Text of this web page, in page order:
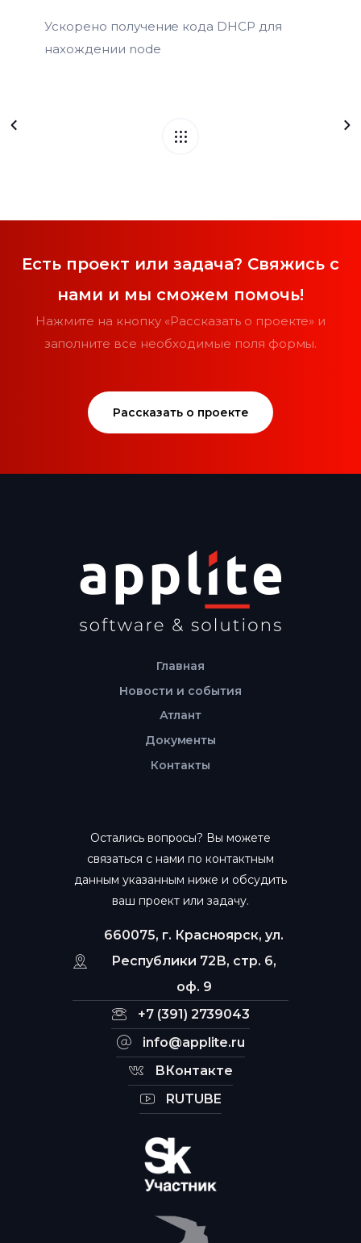
Ускорено получение кода DHCP для
нахождении node
Есть проект или задача? Свяжись с
нами и мы сможем помочь!
Нажмите на кнопку «Рассказать о проекте» и
заполните все необходимые поля формы.
Рассказать о проекте
Главная
Новости и события
Атлант
Документы
Контакты
Остались вопросы? Вы можете
связаться с нами по контактным
данным указанным ниже и обсудить
ваш проект или задачу.
660075, г. Красноярск, ул.
Республики 72В, стр. 6,
оф. 9
+7 (391) 2739043
info@applite.ru
ВКонтакте
RUTUBE